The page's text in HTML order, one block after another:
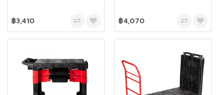
฿3,410 ฿4,070